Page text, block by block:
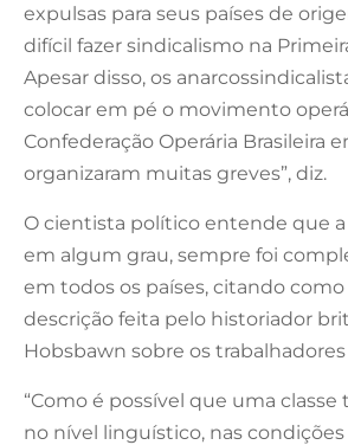
expulsas para seus países de
difícil fazer sindicalismo na
Apesar disso, os
colocar em pé o movimento
Confederação Operária Brasileira
organizaram muitas greves”, diz.
O cientista político entende que a
em algum grau, sempre foi
em todos os países, citando
descrição feita pelo historiador
Hobsbawn sobre os
“Como é possível que uma
no nível linguístico, nas